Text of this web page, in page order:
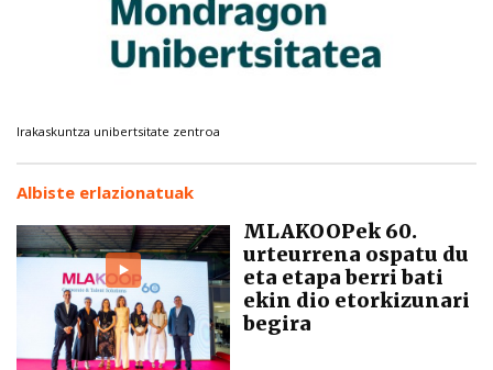
Irakaskuntza unibertsitate zentroa
Albiste erlazionatuak
MLAKOOPek 60.
urteurrena ospatu du
eta etapa berri bati
ekin dio etorkizunari
begira